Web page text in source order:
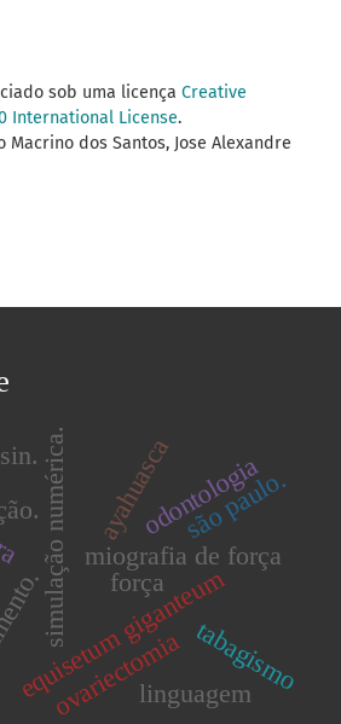
sob uma licença Creative
International License.
Macrino dos Santos, Jose Alexandre
simulação numérica.
equisetum giganteum
ovariectomia
miografia de força
ayahuasca
tabagismo
força
odontologia
são paulo.
linguagem